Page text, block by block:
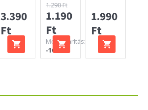
3.390
Ft
1.290 Ft
1.190
Ft
Megtakarítás:
-100 Ft
1.990
Ft